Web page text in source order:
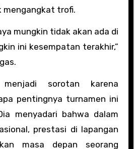
mengangkat trofi.
mungkin tidak akan ada di
ini kesempatan terakhir,”
sorotan karena
pentingnya turnamen ini
menyadari bahwa dalam
prestasi di lapangan
masa depan seorang